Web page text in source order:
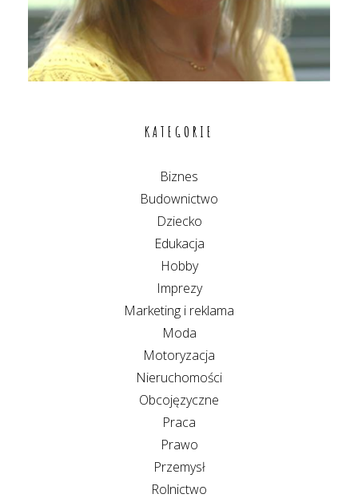
KATEGORIE
Biznes
Budownictwo
Dziecko
Edukacja
Hobby
Imprezy
Marketing i reklama
Moda
Motoryzacja
Nieruchomości
Obcojęzyczne
Praca
Prawo
Przemysł
Rolnictwo